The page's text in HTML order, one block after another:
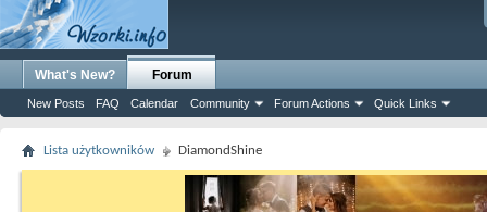
What's New? Forum
New Posts FAQ Calendar Community Forum Actions Quick Links
Lista użytkowników DiamondShine